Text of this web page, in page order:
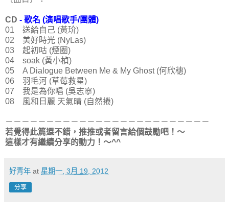
CD - 歌名 (演唱歌手/團體)
01 送給自己 (黃玠)
02 美好時光 (NyLas)
03 起初咕 (煙圈)
04 soak (黃小楨)
05 A Dialogue Between Me & My Ghost (何欣穗)
06 羽毛河 (草莓救星)
07 我是為你唱 (吳志寧)
08 風和日麗 天氣晴 (自然捲)
－－－－－－－－－－－－－－－－－－－－－－－－－
若覺得此篇還不錯，推推或者留言給個鼓勵吧！～
這樣才有繼續分享的動力！～^^
好青年 at 星期一, 3月 19, 2012
分享